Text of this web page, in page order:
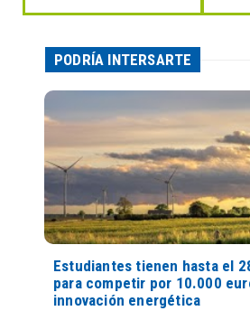
PODRÍA INTERSARTE
Estudiantes tienen hasta el
para competir por 10.000
innovación energética